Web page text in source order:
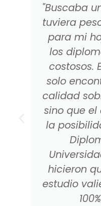
"Buscaba
tuviera
para mi
los
costosos.
solo
calidad
sino que el
la
hicieron
estudio